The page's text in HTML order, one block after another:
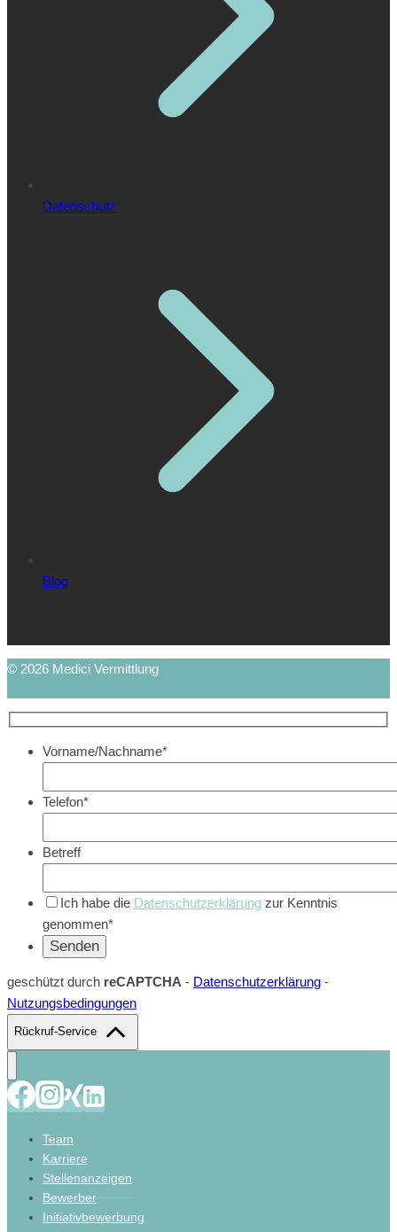
Datenschutz
Blog
© 2026 Medici Vermittlung
Vorname/Nachname*
Telefon*
Betreff
Ich habe die Datenschutzerklärung zur Kenntnis
genommen*
geschützt durch reCAPTCHA - Datenschutzerklärung -
Nutzungsbedingungen
Rückruf-Service
Team
Karriere
Stellenanzeigen
Bewerber
Initiativbewerbung